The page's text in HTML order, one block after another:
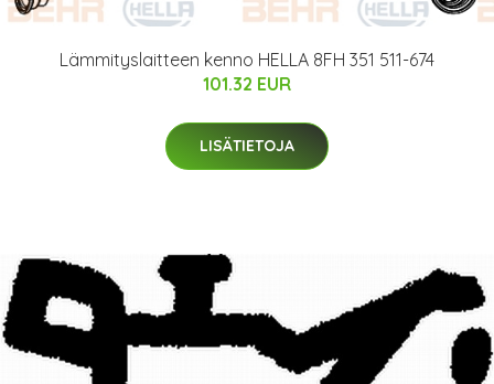
Lämmityslaitteen kenno HELLA 8FH 351 511-674
101.32 EUR
LISÄTIETOJA